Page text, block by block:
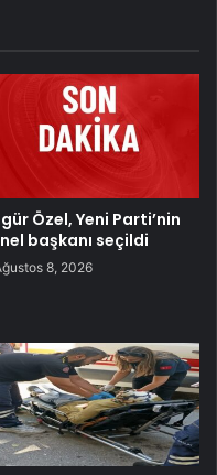
Özel, Yeni Parti’nin
başkanı seçildi
8, 2026